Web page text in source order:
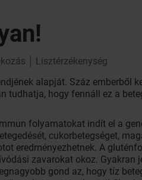
Lisztérzékenység
alapját. Száz emberből
tudhatja, hogy fennáll ez a
folyamatokat indít el a
cukorbetegséget,
eredményezhetnek. A
zavarokat okoz. Gyakran
gond az, hogy tíz